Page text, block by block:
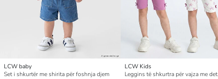
LCW baby
Set i shkurtër me shirita për foshnja djem
LCW Kids